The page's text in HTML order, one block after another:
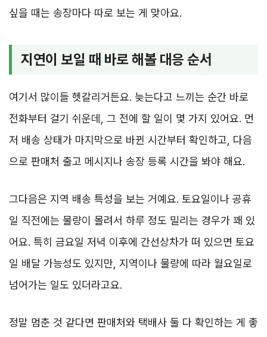
싶을 때는 송장마다 따로 보는 게 맞아요.
지연이 보일 때 바로 해볼 대응 순서
여기서 많이들 헷갈리거든요. 늦는다고 느끼는 순간 바로
전화부터 걸기 쉬운데, 그 전에 할 일이 몇 가지 있어요. 먼
저 배송 상태가 마지막으로 바뀐 시간부터 확인하고, 다음
으로 판매처 출고 메시지나 송장 등록 시간을 봐야 해요.
그다음은 지역 배송 특성을 보는 거예요. 토요일이나 공휴
일 직전에는 물량이 몰려서 하루 정도 밀리는 경우가 꽤 있
어요. 특히 금요일 저녁 이후에 간선상차가 떠 있으면 토요
일 배달 가능성도 있지만, 지역이나 물량에 따라 월요일로
넘어가는 일도 있더라고요.
정말 멈춘 것 같다면 판매처와 택배사 둘 다 확인하는 게 좋